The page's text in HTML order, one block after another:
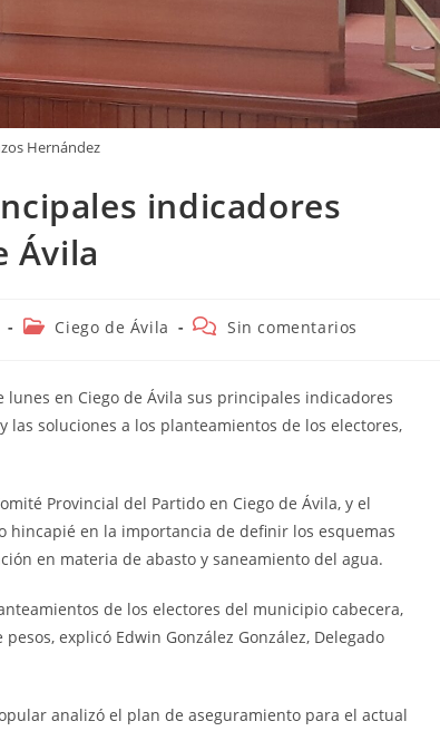
Hernández
indicadores
Ávila
Categoría
entrada:
Ciego de Ávila
Comentarios
entrada:
Sin comentarios
lunes en Ciego de Ávila sus principales indicadores
las soluciones a los planteamientos de los electores,
Provincial del Partido en Ciego de Ávila, y el
hincapié en la importancia de definir los esquemas
en materia de abasto y saneamiento del agua.
de los electores del municipio cabecera,
explicó Edwin González González, Delegado
analizó el plan de aseguramiento para el actual